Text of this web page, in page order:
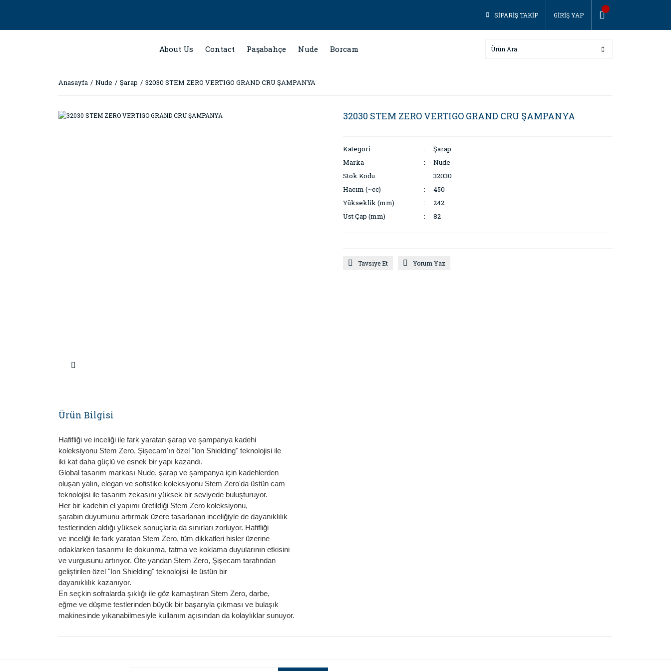
SİPARİŞ TAKİP GİRİŞ YAP
About Us Contact Paşabahçe Nude Borcam
Anasayfa Nude Şarap 32030 STEM ZERO VERTIGO GRAND CRU ŞAMPANYA
32030 STEM ZERO VERTIGO GRAND CRU ŞAMPANYA
Kategori
Şarap
Marka
Nude
Stok Kodu
32030
Hacim (~cc)
450
Yükseklik (mm)
242
Üst Çap (mm)
82
Tavsiye Et Yorum Yaz
Ürün Bilgisi
Hafifliği ve inceliği ile fark yaratan şarap ve şampanya kadehi
koleksiyonu Stem Zero, Şişecam'ın özel "Ion Shielding" teknolojisi ile
iki kat daha güçlü ve esnek bir yapı kazandı.
Global tasarım markası Nude, şarap ve şampanya için kadehlerden
oluşan yalın, elegan ve sofistike koleksiyonu Stem Zero'da üstün cam
teknolojisi ile tasarım zekasını yüksek bir seviyede buluşturuyor.
Her bir kadehin el yapımı üretildiği Stem Zero koleksiyonu,
şarabın duyumunu artırmak üzere tasarlanan inceliğiyle de dayanıklılık
testlerinden aldığı yüksek sonuçlarla da sınırları zorluyor. Hafifliği
ve inceliği ile fark yaratan Stem Zero, tüm dikkatleri hisler üzerine
odaklarken tasarımı ile dokunma, tatma ve koklama duyularının etkisini
ve vurgusunu artırıyor. Öte yandan Stem Zero, Şişecam tarafından
geliştirilen özel "Ion Shielding" teknolojisi ile üstün bir
dayanıklılık kazanıyor.
En seçkin sofralarda şıklığı ile göz kamaştıran Stem Zero, darbe,
eğme ve düşme testlerinden büyük bir başarıyla çıkması ve bulaşık
makinesinde yıkanabilmesiyle kullanım açısından da kolaylıklar sunuyor.